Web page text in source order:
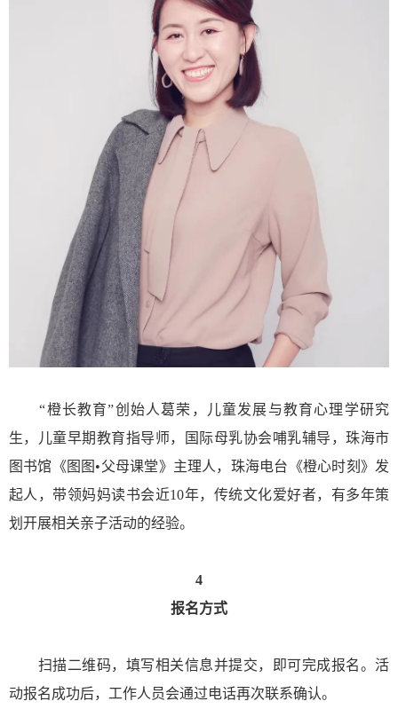
“橙长教育”创始人葛荣，儿童发展与教育心理学研究
生，儿童早期教育指导师，国际母乳协会哺乳辅导，珠海市
图书馆《图图•父母课堂》主理人，珠海电台《橙心时刻》发
起人，带领妈妈读书会近10年，传统文化爱好者，有多年策
划开展相关亲子活动的经验。
4
报名方式
扫描二维码，填写相关信息并提交，即可完成报名。活
动报名成功后，工作人员会通过电话再次联系确认。